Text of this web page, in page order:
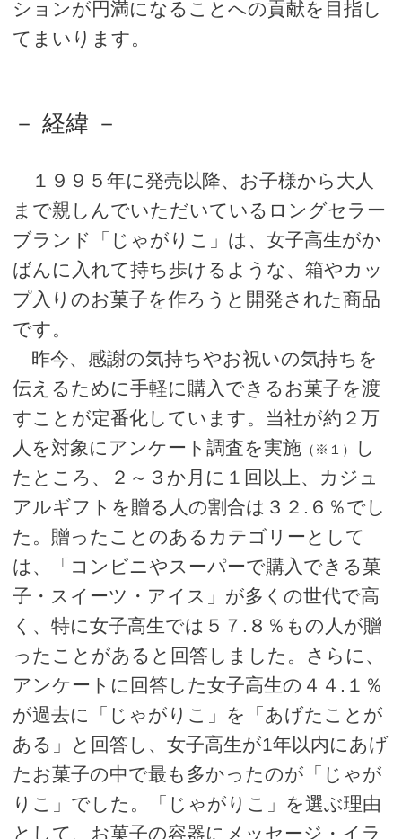
ションが円満になることへの貢献を目指し
てまいります。
－ 経緯 －
１９９５年に発売以降、お子様から大人
まで親しんでいただいているロングセラー
ブランド「じゃがりこ」は、女子高生がか
ばんに入れて持ち歩けるような、箱やカッ
プ入りのお菓子を作ろうと開発された商品
です。
昨今、感謝の気持ちやお祝いの気持ちを
伝えるために手軽に購入できるお菓子を渡
すことが定番化しています。当社が約２万
人を対象にアンケート調査を実施（※１）
し
たところ、２～３か月に１回以上、カジュ
アルギフトを贈る人の割合は３２.６％でし
た。贈ったことのあるカテゴリーとして
は、「コンビニやスーパーで購入できる菓
子・スイーツ・アイス」が多くの世代で高
く、特に女子高生では５７.８％もの人が贈
ったことがあると回答しました。さらに、
アンケートに回答した女子高生の４４.１％
が過去に「じゃがりこ」を「あげたことが
ある」と回答し、女子高生が1年以内にあげ
たお菓子の中で最も多かったのが「じゃが
りこ」でした。「じゃがりこ」を選ぶ理由
として、お菓子の容器にメッセージ・イラ